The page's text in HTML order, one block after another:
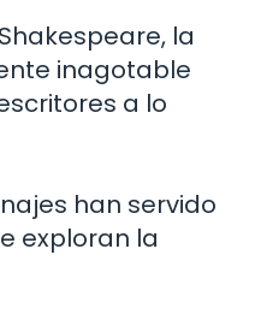
la
inagotable
a lo
han servido
exploran la